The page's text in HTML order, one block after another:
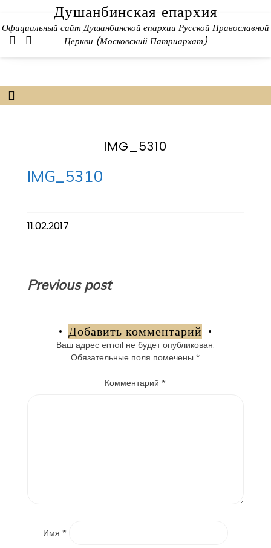
content
Душанбинская епархия
Официальный сайт Душанбинской епархии Русской Православной
Церкви (Московский Патриархат)
IMG_5310
IMG_5310
11.02.2017
Навигация
записям
Previous post
Добавить комментарий
Ваш адрес email не будет опубликован.
Обязательные поля помечены *
Комментарий*
Имя *